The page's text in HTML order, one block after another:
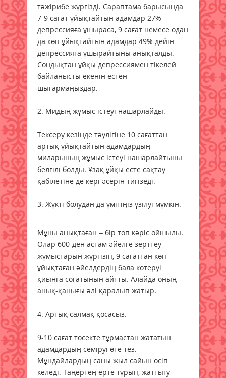
тәжірибе жүргізді. Сараптама барысында
7-9 сағат ұйықтайтын адамдар 27%
депрессияға ұшыраса, 9 сағат немесе одан
да көп ұйықтайтын адамдар 49% дейін
депрессияға ұшырайтыны анықталды.
Сондықтан ұйқы депрессиямен тікелей
байланысты екенін естен
шығармаңыздар.
2. Мидың жұмыс істеуі нашарлайды.
Тексеру кезінде тәулігіне 10 сағаттан
артық ұйықтайтын адамдардың
миларының жұмыс істеуі нашарлайтыны
белгілі болды. Ұзақ ұйқы есте сақтау
қабілетіне де кері әсерін тигізеді.
3. Жүкті болудан да үмітіңіз үзілуі мүмкін.
Мұны анықтаған – бір топ кәріс ойшылы.
Олар 600-ден астам әйелге зерттеу
жұмыстарын жүргізіп, 9 сағаттан көп
ұйықтаған әйелдердің бала көтеруі
қиынға соғатынын айтты. Алайда оның
анық-қанығы әлі қаралып жатыр.
4. Артық салмақ қосасыз.
9-10 сағат төсекте тұрмастан жататын
адамдардың семіруі өте тез.
Мұндайлардың саны жыл сайын өсіп
келеді. Таңертең ерте тұрып, жаттығу